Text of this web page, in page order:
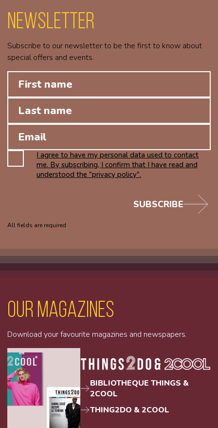
Newsletter
Subscribe to our newsletter to be the first to know about
special offers and events.
I agree to have my personal data used to contact
me. By subscribing, I confirm that I have read and
understood the "privacy policy".
All fields are required
SUBSCRIBE
Our magazines
Download your favourite magazines and newspapers.
BIBLIOTHEQUE THINGS &
2COOL
THING2DO & 2COOL